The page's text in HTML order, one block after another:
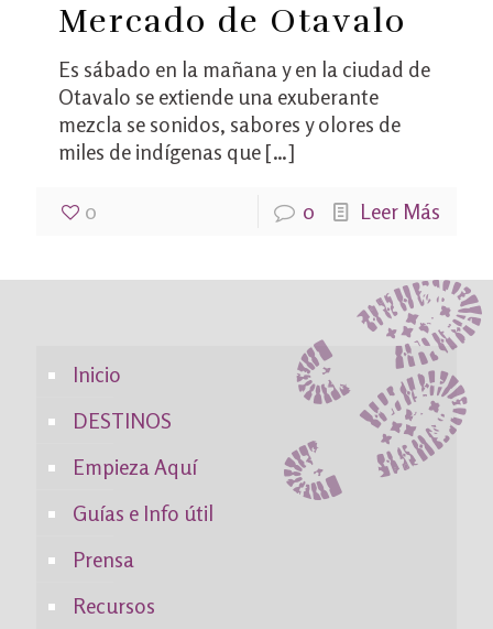
Mercado de Otavalo
Es sábado en la mañana y en la ciudad de
Otavalo se extiende una exuberante
mezcla se sonidos, sabores y olores de
miles de indígenas que […]
0 0 Leer Más
Inicio
DESTINOS
Empieza Aquí
Guías e Info útil
Prensa
Recursos